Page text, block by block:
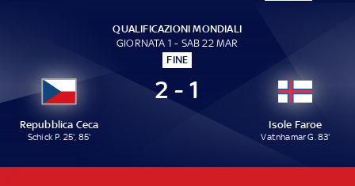
QUALIFICAZIONI MONDIALI
GIORNATA 1 - SAB 22 MAR
FINE
Repubblica Ceca
Schick P. 25', 85'
2 - 1
Isole Faroe
Vatnhamar G. 83'